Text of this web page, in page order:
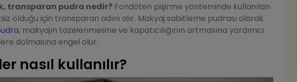
transparan pudra nedir? Fondöten pişirme yönteminde kullanılan
olduğu için transparan adını alır. Makyaj sabitleme pudrası olarak
, makyajın tazelenmesine ve kapatıcılığının artmasına yardımcı
dolmasına engel olur.
nasıl kullanılır?